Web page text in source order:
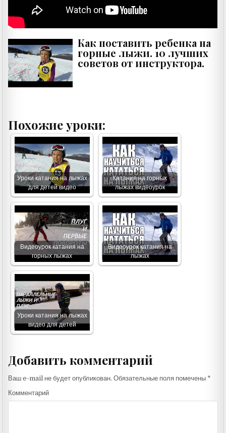
Как поставить ребенка на
горные лыжи. 10 лучших
советов от инструктора.
Похожие уроки:
Уроки катания на лыжах
для детей видео
Катания на горных
лыжах видеоурок
Видеоурок катания на
горных лыжах
Видеоурок катания на
лыжах
Уроки катания на лыжах
видео для детей
Добавить комментарий
Ваш e-mail не будет опубликован. Обязательные поля помечены *
Комментарий